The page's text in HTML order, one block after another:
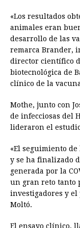
«Los resultados
animales eran
desarrollo de las
remarca Brander,
director científico
biotecnológica de
clínico de la
Mothe, junto con
de infecciosas del
lideraron el
«El seguimiento
y se ha finalizado
generada por la
un gran reto tanto
investigadores y el
Moltó.
El ensayo clínico,